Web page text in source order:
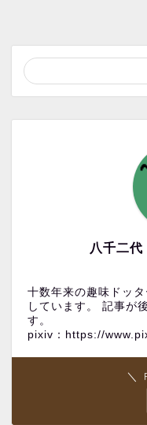
八千二代
十数年来の趣味ドッ
しています。 記事が
す。
pixiv：https://
＼